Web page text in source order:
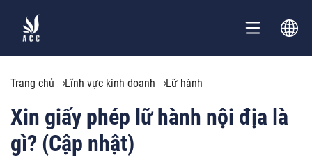
Trang chủ Lĩnh vực kinh doanh Lữ hành
Xin giấy phép lữ hành nội địa là
gì? (Cập nhật)